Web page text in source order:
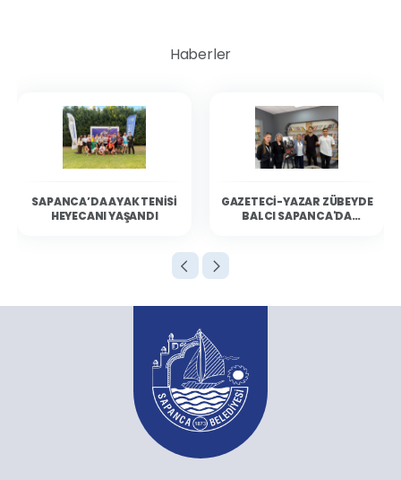
Haberler
SAPANCA’DA AYAK TENISI
HEYECANI YAŞANDI
GAZETECI-YAZAR ZÜBEYDE
BALCI SAPANCA'DA